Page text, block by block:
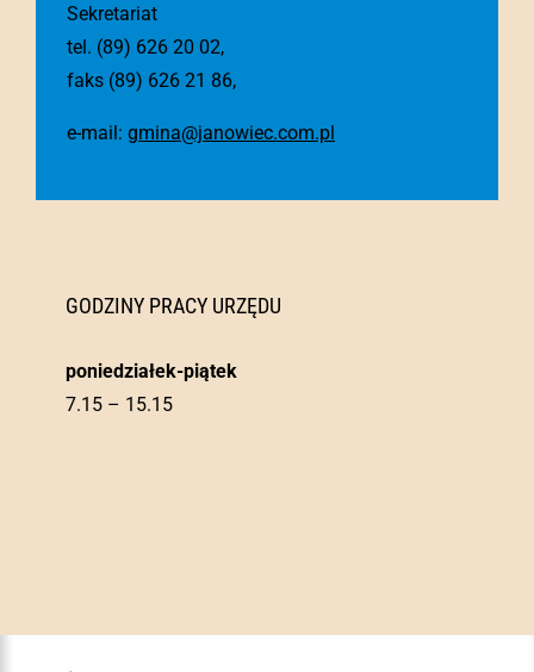
Sekretariat
tel. (89) 626 20 02,
faks (89) 626 21 86,
e-mail: gmina@janowiec.com.pl
GODZINY PRACY URZĘDU
poniedziałek-piątek
7.15 – 15.15